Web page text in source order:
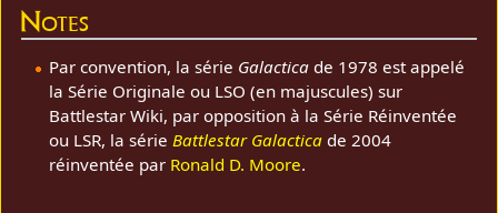
Notes
Par convention, la série Galacticade 1978 est appelé
la Série Originale ou LSO (en majuscules) sur
Battlestar Wiki, par opposition à la Série Réinventée
ou LSR, la série Battlestar Galacticade 2004
réinventée par Ronald D. Moore.